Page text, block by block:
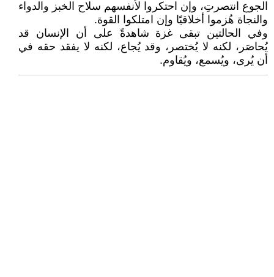
الجوع انتصرتِ، وإن احتكروا لأنفسهم سلاح الخبز والدواء
والنجاة هُزموا أخلاقيًا وإن امتلكوا القوة.
وفي الحالتين تبقى غزة شاهدةً على أن الإنسان قد
يُحاصَر، لكنه لا يُختصر، وقد يُجاع، لكنه لا يفقد حقه في
أن يُرى، ويُسمع، ويُقاوم.